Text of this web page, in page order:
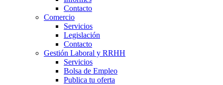
Contacto
Comercio
Servicios
Legislación
Contacto
Gestión Laboral y RRHH
Servicios
Bolsa de Empleo
Publica tu oferta